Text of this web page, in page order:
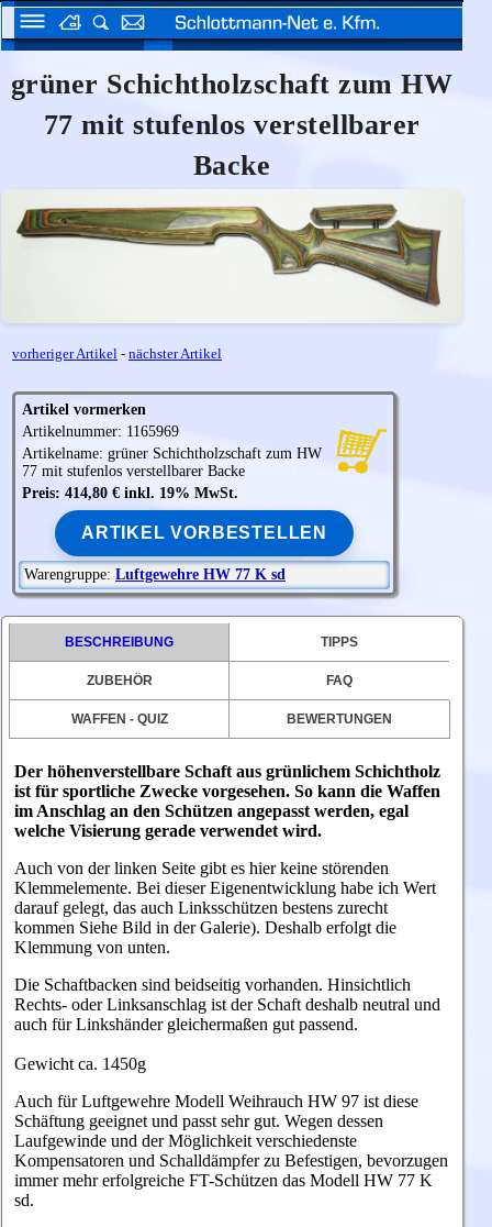
grüner Schichtholzschaft zum HW
77 mit stufenlos verstellbarer
Backe
vorheriger Artikel - nächster Artikel
Artikel vormerken
Artikelnummer: 1165969
Artikelname: grüner Schichtholzschaft zum HW
77 mit stufenlos verstellbarer Backe
Preis: 414,80 € inkl. 19% MwSt.
ARTIKEL VORBESTELLEN
Warengruppe: Luftgewehre HW 77 K sd
BESCHREIBUNG TIPPS
ZUBEHÖR FAQ
WAFFEN - QUIZ BEWERTUNGEN
Der höhenverstellbare Schaft aus grünlichem Schichtholz
ist für sportliche Zwecke vorgesehen. So kann die Waffen
im Anschlag an den Schützen angepasst werden, egal
welche Visierung gerade verwendet wird.
Auch von der linken Seite gibt es hier keine störenden
Klemmelemente. Bei dieser Eigenentwicklung habe ich Wert
darauf gelegt, das auch Linksschützen bestens zurecht
kommen Siehe Bild in der Galerie). Deshalb erfolgt die
Klemmung von unten.
Die Schaftbacken sind beidseitig vorhanden. Hinsichtlich
Rechts- oder Linksanschlag ist der Schaft deshalb neutral und
auch für Linkshänder gleichermaßen gut passend.
Gewicht ca. 1450g
Auch für Luftgewehre Modell Weihrauch HW 97 ist diese
Schäftung geeignet und passt sehr gut. Wegen dessen
Laufgewinde und der Möglichkeit verschiedenste
Kompensatoren und Schalldämpfer zu Befestigen, bevorzugen
immer mehr erfolgreiche FT-Schützen das Modell HW 77 K
sd.